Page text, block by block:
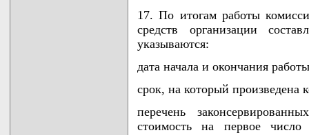
17. По итогам работы
средств организации
указываются:
дата начала и окончания
срок, на который произведена
перечень
стоимость на первое